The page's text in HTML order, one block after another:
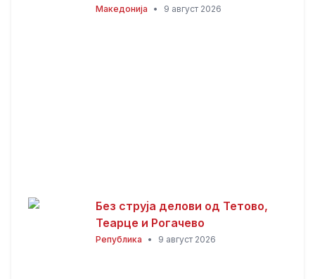
Стефан по повод 40 години од
Македонија • 9 август 2026
Без струја делови од Тетово,
Теарце и Рогачево
Република • 9 август 2026